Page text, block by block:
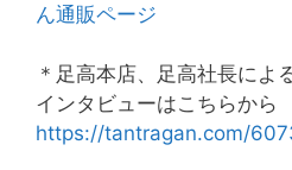
ん通販ページ
＊足高本店、足高社長によ
インタビューはこちらから
https://tantragan.com/